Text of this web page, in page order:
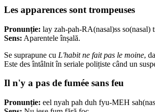
Les apparences sont trompeuses
Pronunție: lay zah-pah-RA(nasal)ss so(nasal)
Sens: Aparentele înșală.
Se suprapune cu L'habit ne fait pas le moine,
Este des întâlnit în seriale polițiste când un
Il n'y a pas de fumée sans feu
Pronunție: eel nyah pah duh fyu-MEH